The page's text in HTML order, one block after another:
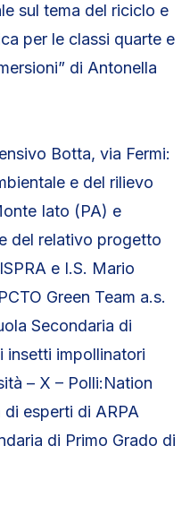
sul tema del riciclo e
per le classi quarte e
di Antonella
Botta, via Fermi:
e del rilievo
Iato (PA) e
del relativo progetto
e I.S. Mario
Green Team a.s.
Secondaria di
insetti impollinatori
– X – Polli:Nation
esperti di ARPA
di Primo Grado di